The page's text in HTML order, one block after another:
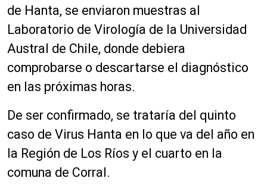
de Hanta, se enviaron muestras al
Laboratorio de Virología de la Universidad
Austral de Chile, donde debiera
comprobarse o descartarse el diagnóstico
en las próximas horas.
De ser confirmado, se trataría del quinto
caso de Virus Hanta en lo que va del año en
la Región de Los Ríos y el cuarto en la
comuna de Corral.